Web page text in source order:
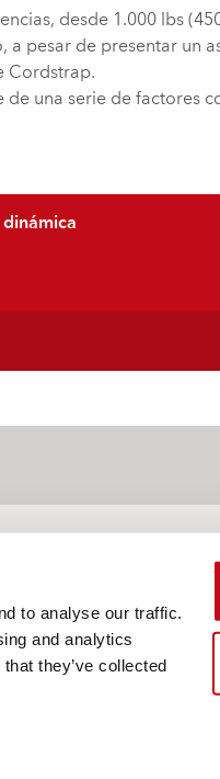
to analyse our traffic.
and analytics
they’ve collected
desde 1.000 lbs
pesar de presentar un
Cordstrap.
una serie de factores